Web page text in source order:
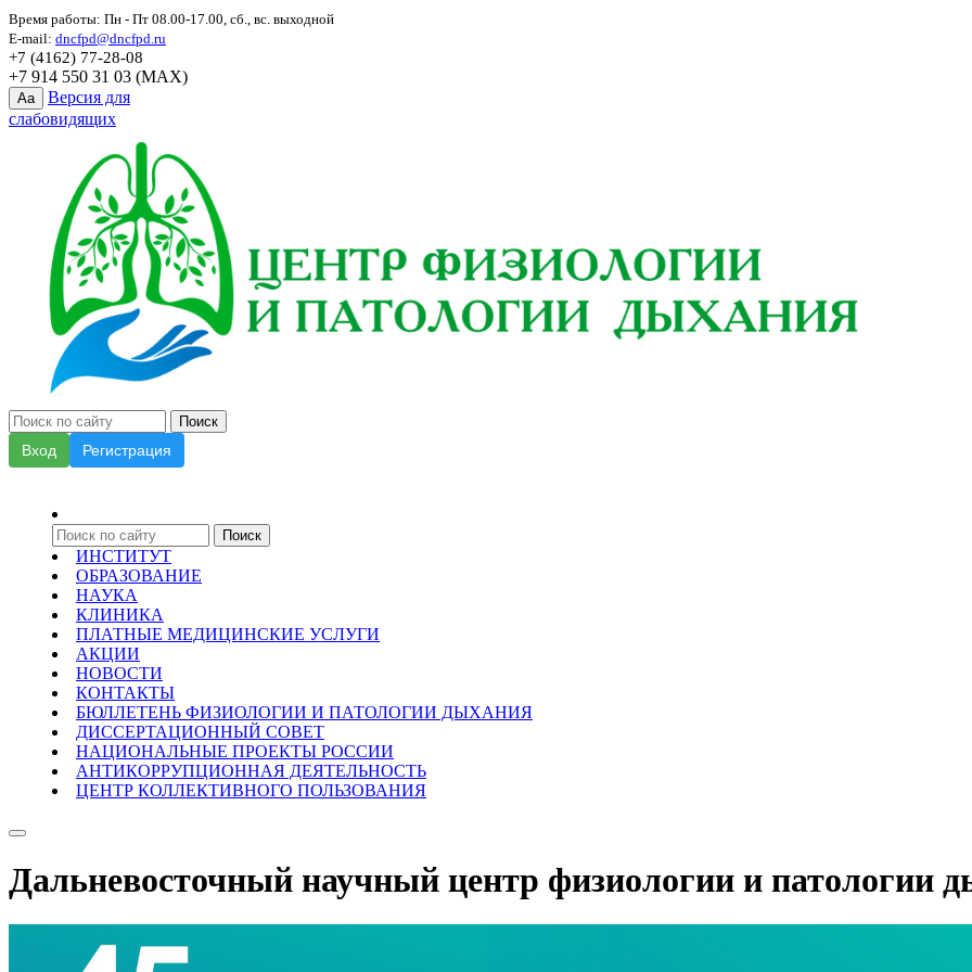
Время работы: Пн - Пт 08.00-17.00, сб., вс. выходной
E-mail: dncfpd@dncfpd.ru
+7 (4162) 77-28-08
+7 914 550 31 03 (MAX)
Aa
Версия для
слабовидящих
Вход Регистрация
ИНСТИТУТ
ОБРАЗОВАНИЕ
НАУКА
КЛИНИКА
ПЛАТНЫЕ МЕДИЦИНСКИЕ УСЛУГИ
АКЦИИ
НОВОСТИ
КОНТАКТЫ
БЮЛЛЕТЕНЬ ФИЗИОЛОГИИ И ПАТОЛОГИИ ДЫХАНИЯ
ДИССЕРТАЦИОННЫЙ СОВЕТ
НАЦИОНАЛЬНЫЕ ПРОЕКТЫ РОССИИ
АНТИКОРРУПЦИОННАЯ ДЕЯТЕЛЬНОСТЬ
ЦЕНТР КОЛЛЕКТИВНОГО ПОЛЬЗОВАНИЯ
Дальневосточный научный центр физиологии и патологии